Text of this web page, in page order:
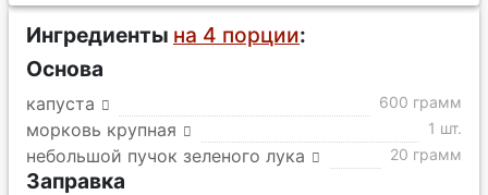
Ингредиенты на 4 порции:
Основа
капуста 600 грамм
морковь крупная 1 шт.
небольшой пучок зеленого лука 20 грамм
Заправка